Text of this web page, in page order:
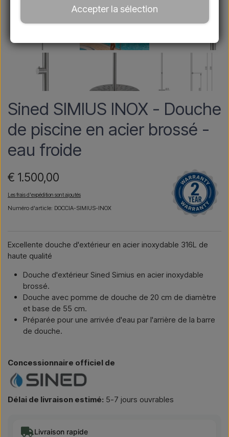
Sined SIMIUS INOX - Douche
de piscine en acier brossé -
eau froide
€ 1.500,00
Les frais d'expédition sont ajoutés
Numéro d'article: DOCCIA-SIMIUS-INOX
Excellente douche d'extérieur en acier inoxydable 316L de
haute qualité
Douche d'extérieur Sined Simius en acier inoxydable
brossé.
Douche avec pomme de douche de 20 cm de diamètre
et base de 55 cm.
Préparée pour une arrivée d'eau par l'arrière de la barre
de douche.
Concessionnaire officiel de
Délai de livraison estimé: 5-7 jours ouvrables
Livraison rapide
Accepter la sélection